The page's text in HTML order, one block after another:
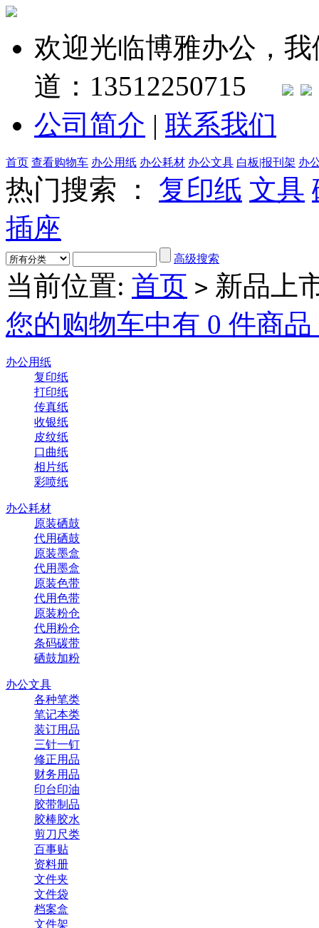
欢迎光临博雅办公，
道：13512250715
公司简介 | 联系我们
首页 查看购物车 办公用纸 办公耗材 办公文具 白板|报刊架 办
热门搜索 ： 复印纸 文具
插座
高级搜索
当前位置: 首页 > 新品上
您的购物车中有 0 件商
办公用纸
复印纸
打印纸
传真纸
收银纸
皮纹纸
口曲纸
相片纸
彩喷纸
办公耗材
原装硒鼓
代用硒鼓
原装墨盒
代用墨盒
原装色带
代用色带
原装粉仓
代用粉仓
条码碳带
硒鼓加粉
办公文具
各种笔类
笔记本类
装订用品
三针一钉
修正用品
财务用品
印台印油
胶带制品
胶棒胶水
剪刀尺类
百事贴
资料册
文件夹
文件袋
档案盒
文件架